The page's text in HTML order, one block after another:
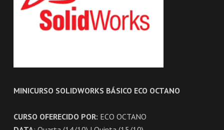
MINICURSO SOLIDWORKS BÁSICO ECO OCTANO
CURSO OFERECIDO POR: ECO OCTANO